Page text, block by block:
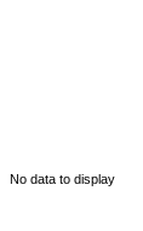
No data to display